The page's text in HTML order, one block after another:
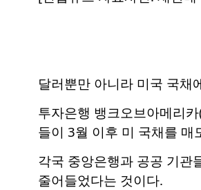
달러뿐만 아니라 미국 국채
투자은행 뱅크오브아메리
들이 3월 이후 미 국채를 매
각국 중앙은행과 공공 기관
줄어들었다는 것이다.